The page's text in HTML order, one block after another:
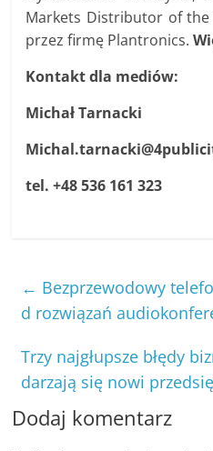
Markets Distributor of the
przez firmę Plantronics.
Kontakt dla mediów:
Michał Tarnacki
tel. +48 536 161 323
← Bezprzewodowy
d rozwiązań
Trzy najgłupsze błędy
darzają się nowi
Dodaj komentarz